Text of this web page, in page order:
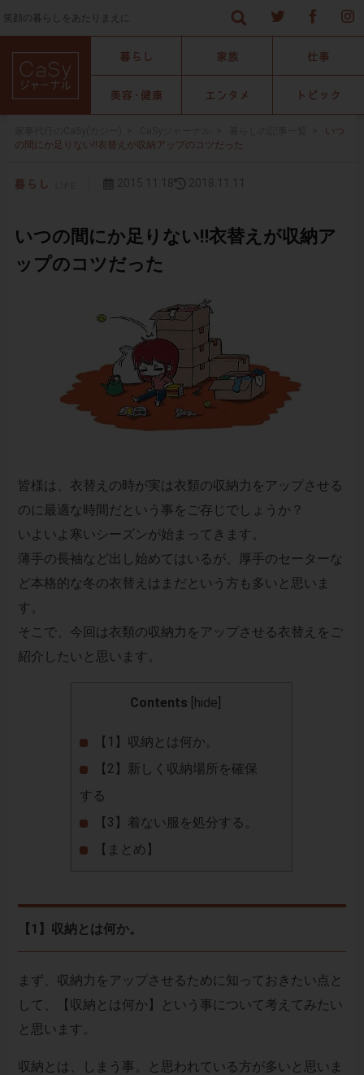
笑顔の暮らしをあたりまえに
いつ
の間にか足りない‼︎衣替えが収納アップのコツだった
いつの間にか足りない‼︎衣替えが収納ア
ップのコツだった
皆様は、衣替えの時が実は衣類の収納力をアップさせる
のに最適な時間だという事をご存じでしょうか？
いよいよ寒いシーズンが始まってきます。
薄手の長袖など出し始めてはいるが、厚手のセーターな
ど本格的な冬の衣替えはまだという方も多いと思いま
す。
そこで、今回は衣類の収納力をアップさせる衣替えをご
紹介したいと思います。
Contents hide
【1】収納とは何か。
【2】新しく収納場所を確保
する
【3】着ない服を処分する。
【まとめ】
【1】収納とは何か。
まず、収納力をアップさせるために知っておきたい点と
して、【収納とは何か】という事について考えてみたい
と思います。
収納とは、しまう事。と思われている方が多いと思いま